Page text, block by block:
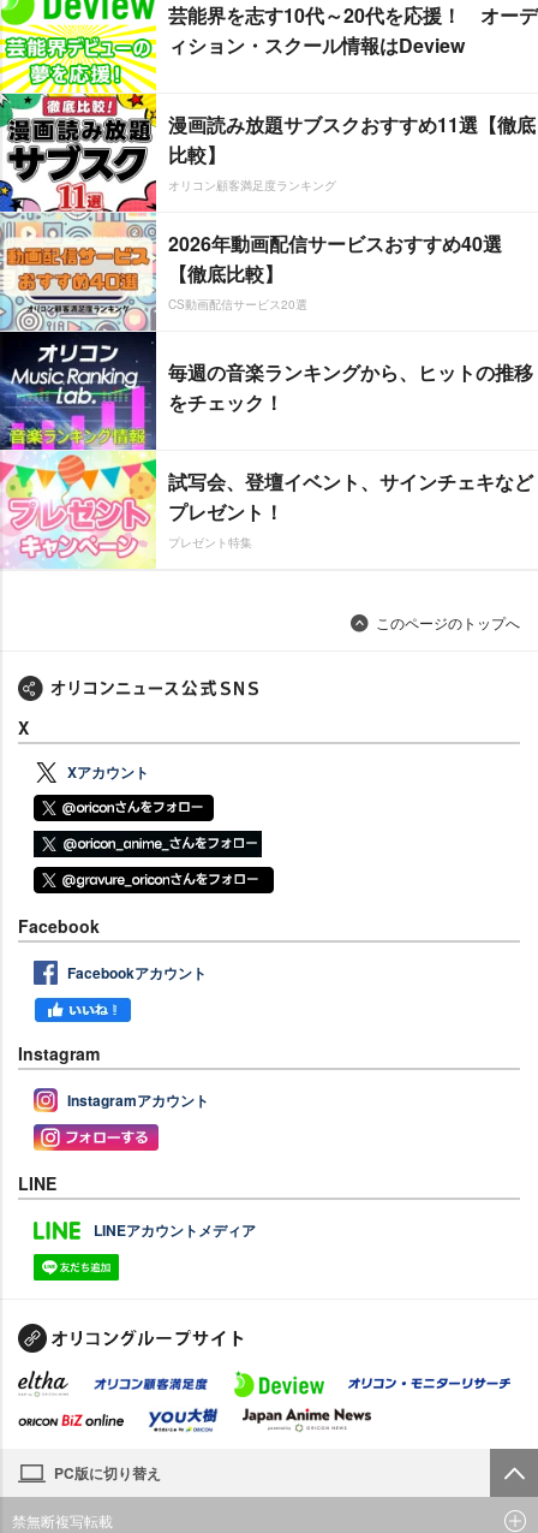
芸能界を志す10代～20代を応援！ オーデ
ィション・スクール情報はDeview
漫画読み放題サブスクおすすめ11選【徹底
比較】
オリコン顧客満足度ランキング
2026年動画配信サービスおすすめ40選
【徹底比較】
CS動画配信サービス20選
毎週の音楽ランキングから、ヒットの推移
をチェック！
試写会、登壇イベント、サインチェキなど
プレゼント！
プレゼント特集
このページのトップへ
X
Xアカウント
Facebook
Facebookアカウント
Instagram
Instagramアカウント
LINE
LINEアカウントメディア
PC版に切り替え
禁無断複写転載